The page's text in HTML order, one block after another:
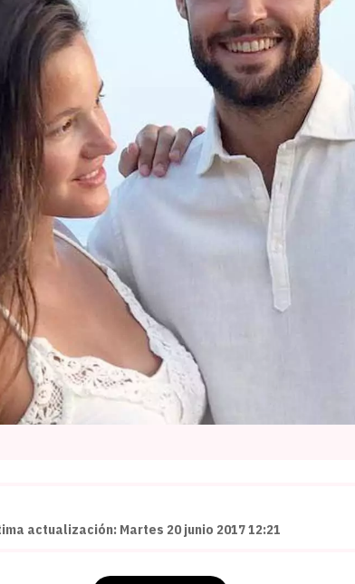
actualización: Martes 20 junio 2017 12:21